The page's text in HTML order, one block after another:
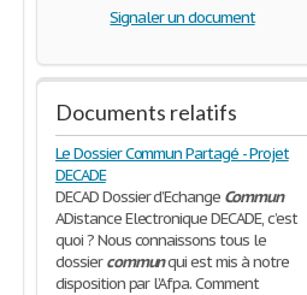
Signaler un document
Documents relatifs
Le Dossier Commun Partagé - Projet
DECADE
DECAD Dossier d’Echange Commun
ADistance Electronique DECADE, c’est
quoi ? Nous connaissons tous le
dossiercommunqui est mis à notre
disposition par l’Afpa. Comment